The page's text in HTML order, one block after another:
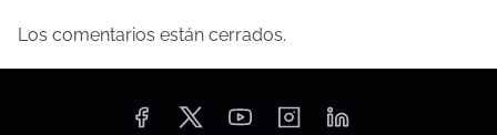
n
d
Los comentarios están cerrados.